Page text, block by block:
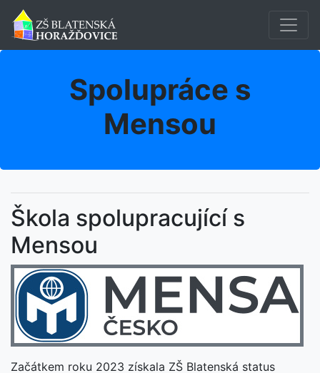
Spolupráce s
Mensou
Škola spolupracující s
Mensou
Začátkem roku 2023 získala ZŠ Blatenská status